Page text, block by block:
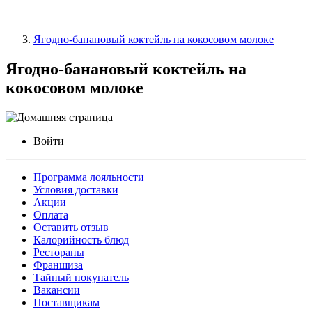
Ягодно-банановый коктейль на кокосовом молоке
Ягодно-банановый коктейль на
кокосовом молоке
Войти
Программа лояльности
Условия доставки
Акции
Оплата
Оставить отзыв
Калорийность блюд
Рестораны
Франшиза
Тайный покупатель
Вакансии
Поставщикам